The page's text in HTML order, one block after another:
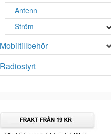
Antenn
Ström
Mobiltillbehör
Radiostyrt